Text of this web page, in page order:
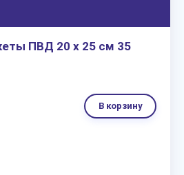
ПВД 20 х 25 см 35
В корзину